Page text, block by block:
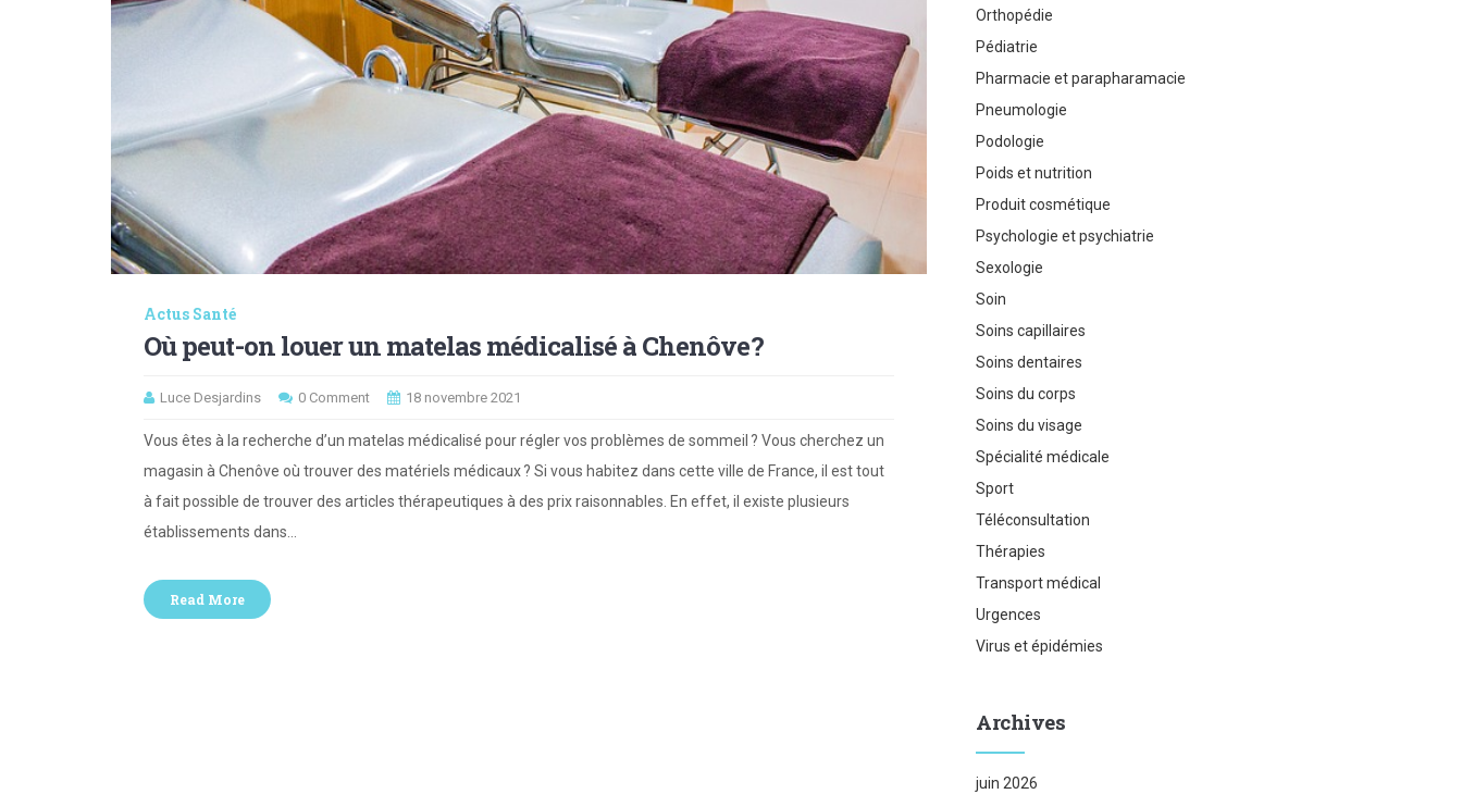
Actus Santé
Où peut-on louer un matelas médicalisé à Chenôve ?
Luce Desjardins 0 Comment 18 novembre 2021
Vous êtes à la recherche d’un matelas médicalisé pour régler vos problèmes de sommeil ? Vous cherchez un
magasin à Chenôve où trouver des matériels médicaux ? Si vous habitez dans cette ville de France, il est tout
à fait possible de trouver des articles thérapeutiques à des prix raisonnables. En effet, il existe plusieurs
établissements dans…
Read More
Orthopédie
Pédiatrie
Pharmacie et parapharamacie
Pneumologie
Podologie
Poids et nutrition
Produit cosmétique
Psychologie et psychiatrie
Sexologie
Soin
Soins capillaires
Soins dentaires
Soins du corps
Soins du visage
Spécialité médicale
Sport
Téléconsultation
Thérapies
Transport médical
Urgences
Virus et épidémies
Archives
juin 2026